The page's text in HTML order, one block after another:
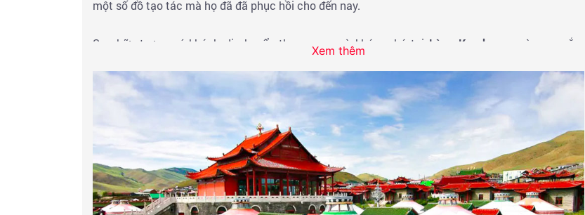
một số đồ tạo tác mà họ đã đã phục hồi cho đến nay.
Sau bữa trưa, quý khách di chuyển tham quan và khám phá tại Làng Karakorum
và mua sắm
Kharakorum
quý khách sẽ được tìm hiểu về lịch sử cố đô Karakorum cũng như sự hình thành,
thịnh vượng và suy tàn của đế quốc Mông Cổ.
Đến giờ đoàn ăn tối và đoàn nhận phòng tại khu lều truyền thồng của người Mông Cổ.
Xem thêm